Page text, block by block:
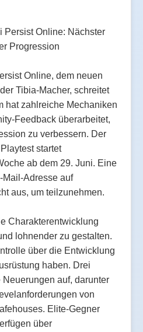
Persist Online: Nächster
Progression
Online, dem neuen
Tibia-Macher, schreitet
hat zahlreiche Mechaniken
Feedback überarbeitet,
zu verbessern. Der
startet
ab dem 29. Juni. Eine
Adresse auf
aus, um teilzunehmen.
Charakterentwicklung
lohnender zu gestalten.
über die Entwicklung
haben. Drei
auf, darunter
von
Elite-Gegner
über